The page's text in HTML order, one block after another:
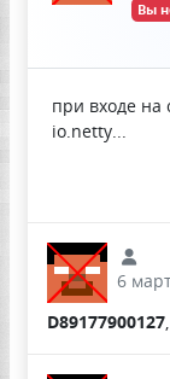
Вы
при входе на
io.netty...
6
D89177900127